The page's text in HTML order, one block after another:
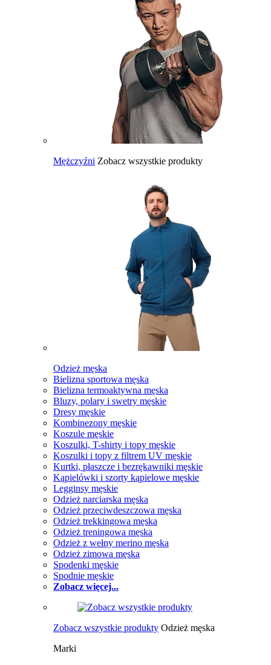
Mężczyźni Zobacz wszystkie produkty
Odzież męska
Bielizna sportowa męska
Bielizna termoaktywna męska
Bluzy, polary i swetry męskie
Dresy męskie
Kombinezony męskie
Koszule męskie
Koszulki, T-shirty i topy męskie
Koszulki i topy z filtrem UV męskie
Kurtki, płaszcze i bezrękawniki męskie
Kąpielówki i szorty kąpielowe męskie
Legginsy męskie
Odzież narciarska męska
Odzież przeciwdeszczowa męska
Odzież trekkingowa męska
Odzież treningowa męska
Odzież z wełny merino męska
Odzież zimowa męska
Spodenki męskie
Spodnie męskie
Zobacz więcej...
Zobacz wszystkie produkty Odzież męska
Marki